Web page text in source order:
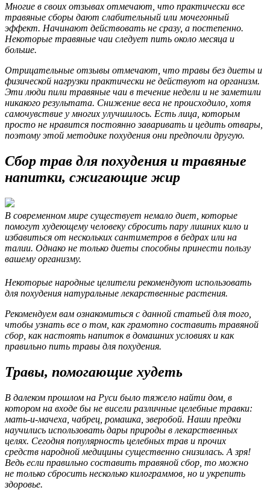
Многие в своих отзывах отмечают, что практически все
травяные сборы дают слабительный или мочегонный
эффект. Начинают действовать не сразу, а постепенно.
Некоторые травяные чаи следует пить около месяца и
больше.
Отрицательные отзывы отмечают, что травы без диеты и
физической нагрузки практически не действуют на организм.
Эти люди пили травяные чаи в течение недели и не заметили
никакого результата. Снижение веса не происходило, хотя
самочувствие у многих улучшилось. Есть лица, которым
просто не нравится постоянно заваривать и цедить отвары,
поэтому этой методике похудения они предпочли другую.
Сбор трав для похудения и травяные
напитки, сжигающие жир
В современном мире существует немало диет, которые
помогут худеющему человеку сбросить пару лишних кило и
избавиться от нескольких сантиметров в бедрах или на
талии. Однако не только диеты способны принести пользу
вашему организму.
Некоторые народные целители рекомендуют использовать
для похудения натуральные лекарственные растения.
Рекомендуем вам ознакомиться с данной статьей для того,
чтобы узнать все о том, как грамотно составить травяной
сбор, как настоять напиток в домашних условиях и как
правильно пить травы для похудения.
Травы, помогающие худеть
В далеком прошлом на Руси было тяжело найти дом, в
котором на входе бы не висели различные целебные травки:
мать-и-мачеха, чабрец, ромашка, зверобой. Наши предки
научились использовать дары природы в лекарственных
целях. Сегодня популярность целебных трав и прочих
средств народной медицины существенно снизилась. А зря!
Ведь если правильно составить травяной сбор, то можно
не только сбросить несколько килограммов, но и укрепить
здоровье.